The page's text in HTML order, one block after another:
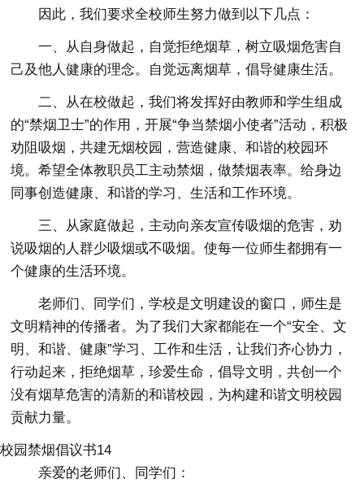
因此，我们要求全校师生努力做到以下几点：
一、从自身做起，自觉拒绝烟草，树立吸烟危害自
己及他人健康的理念。自觉远离烟草，倡导健康生活。
二、从在校做起，我们将发挥好由教师和学生组成
的“禁烟卫士”的作用，开展“争当禁烟小使者”活动，积极
劝阻吸烟，共建无烟校园，营造健康、和谐的校园环
境。希望全体教职员工主动禁烟，做禁烟表率。给身边
同事创造健康、和谐的学习、生活和工作环境。
三、从家庭做起，主动向亲友宣传吸烟的危害，劝
说吸烟的人群少吸烟或不吸烟。使每一位师生都拥有一
个健康的生活环境。
老师们、同学们，学校是文明建设的窗口，师生是
文明精神的传播者。为了我们大家都能在一个“安全、文
明、和谐、健康”学习、工作和生活，让我们齐心协力，
行动起来，拒绝烟草，珍爱生命，倡导文明，共创一个
没有烟草危害的清新的和谐校园，为构建和谐文明校园
贡献力量。
校园禁烟倡议书14
亲爱的老师们、同学们：